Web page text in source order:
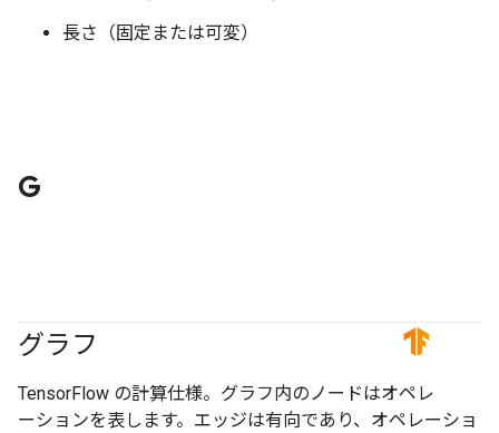
長さ（固定または可変）
G
グラフ #TensorFlow
TensorFlow の計算仕様。グラフ内のノードはオペレ
ーションを表します。エッジは有向であり、オペレーショ